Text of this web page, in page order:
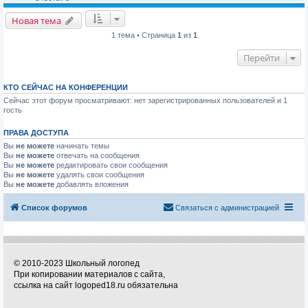
Новая тема
1 тема • Страница 1 из 1
Перейти
КТО СЕЙЧАС НА КОНФЕРЕНЦИИ
Сейчас этот форум просматривают: нет зарегистрированных пользователей и 1
гость
ПРАВА ДОСТУПА
Вы не можете начинать темы
Вы не можете отвечать на сообщения
Вы не можете редактировать свои сообщения
Вы не можете удалять свои сообщения
Вы не можете добавлять вложения
Список форумов Связаться с администрацией
© 2010-2023 Школьный логопед
При копировании материалов с сайта,
ссылка на сайт logoped18.ru обязательна